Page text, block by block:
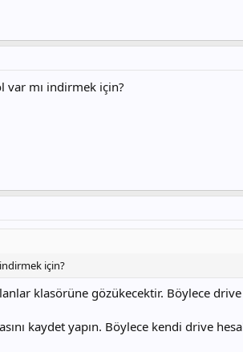
var mı indirmek için?
için?
klasörüne gözükecektir. Böylece
kaydet yapın. Böylece kendi drive